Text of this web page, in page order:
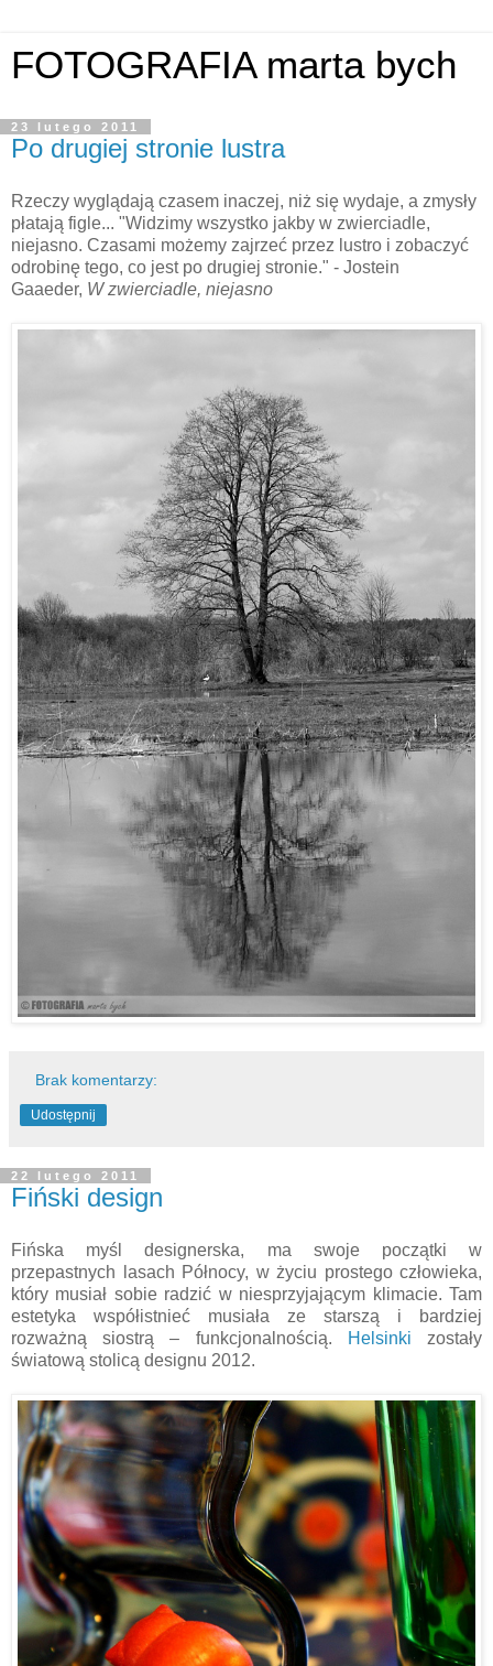
FOTOGRAFIA marta bych
23 lutego 2011
Po drugiej stronie lustra
Rzeczy wyglądają czasem inaczej, niż się wydaje, a zmysły
płatają figle... "Widzimy wszystko jakby w zwierciadle,
niejasno. Czasami możemy zajrzeć przez lustro i zobaczyć
odrobinę tego, co jest po drugiej stronie." - Jostein
Gaaeder, W zwierciadle, niejasno
Brak komentarzy:
Udostępnij
22 lutego 2011
Fiński design
Fińska myśl designerska, ma swoje początki w
przepastnych lasach Północy, w życiu prostego człowieka,
który musiał sobie radzić w niesprzyjającym klimacie. Tam
estetyka współistnieć musiała ze starszą i bardziej
rozważną siostrą – funkcjonalnością.
Helsinki zostały
światową stolicą designu 2012.